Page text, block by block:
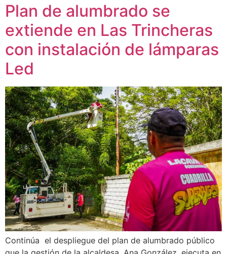
Plan de alumbrado se
extiende en Las Trincheras
con instalación de lámparas
Led
Continúa el despliegue del plan de alumbrado público